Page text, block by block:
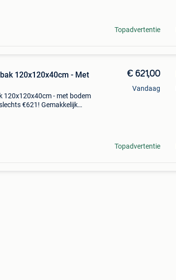
Topadvertentie
120x120x40cm - Met
120x120x40cm - met bodem
€621! Gemakkelijk
€ 621,00
Vandaag
Topadvertentie